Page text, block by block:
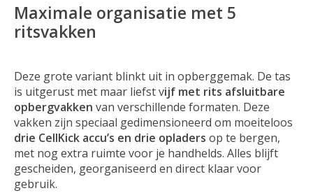
Maximale organisatie met 5
ritsvakken
Deze grote variant blinkt uit in opberggemak. De tas
is uitgerust met maar liefstvijf met rits afsluitbare
opbergvakken van verschillende formaten. Deze
vakken zijn speciaal gedimensioneerd om moeiteloos
drie CellKick accu’s en drie opladers op te bergen,
met nog extra ruimte voor je handhelds. Alles blijft
gescheiden, georganiseerd en direct klaar voor
gebruik.